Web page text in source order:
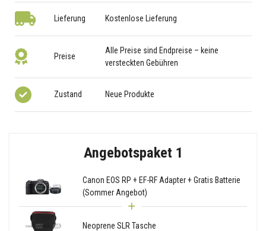
Lieferung Kostenlose Lieferung
Preise
Alle Preise sind Endpreise – keine
versteckten Gebühren
Zustand Neue Produkte
Angebotspaket 1
Canon EOS RP + EF-RF Adapter + Gratis Batterie
(Sommer Angebot)
Neoprene SLR Tasche